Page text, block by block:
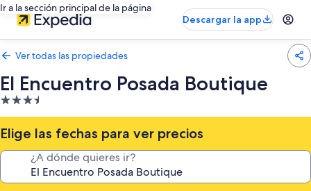
Ir a la sección principal de la página
Descargar la app
Ver todas las propiedades
El Encuentro Posada Boutique
Propiedad
de
3.5
estrellas
Elige las fechas para ver precios
¿A dónde quieres ir?